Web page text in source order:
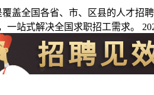
覆盖全国各省、市、区县的人才
一站式解决全国求职招工需求。